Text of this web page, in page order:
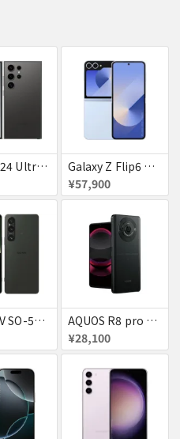
Galaxy S24 Ultra SCG26 512GB au チタニウムブラック 送料無料
Galaxy Z Flip6 ブルー 256GB au 送料無料
¥57,900
Xperia1 V SO-51D docomo ブラック 送料無料
AQUOS R8 pro SoftBank 送料無料
¥28,100